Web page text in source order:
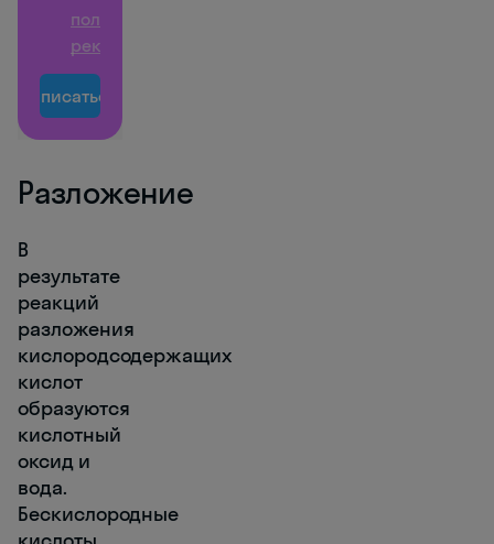
получение
рекламы
Записаться
Разложение
В
результате
реакций
разложения
кислородсодержащих
кислот
образуются
кислотный
оксид и
вода.
Бескислородные